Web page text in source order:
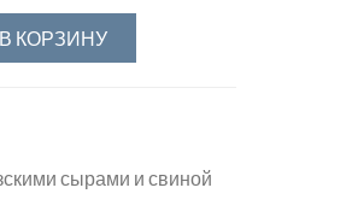
КОРЗИНУ
сырами и свиной